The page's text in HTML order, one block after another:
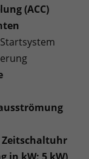
(ACC)
in kW: 5 kW),